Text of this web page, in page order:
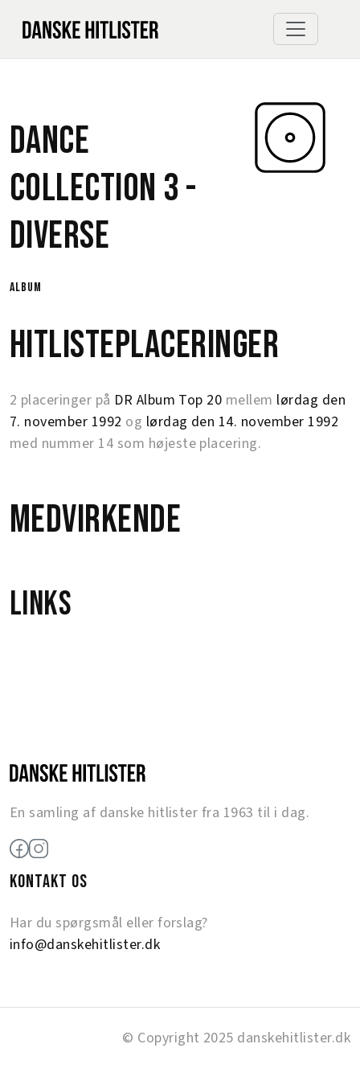
Dance
Collection 3 -
Diverse
album
Hitlisteplaceringer
2 placeringer på DR Album Top 20 mellem lørdag den
7. november 1992 og lørdag den 14. november 1992
med nummer 14 som højeste placering.
Medvirkende
Links
En samling af danske hitlister fra 1963 til i dag.
KONTAKT OS
Har du spørgsmål eller forslag?
info@danskehitlister.dk
© Copyright 2025 danskehitlister.dk